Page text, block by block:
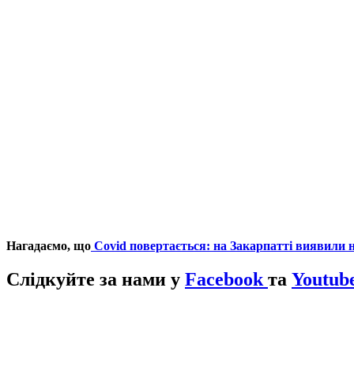
Нагадаємо, що Covid повертається: на Закарпатті
Слідкуйте за нами у Facebook та